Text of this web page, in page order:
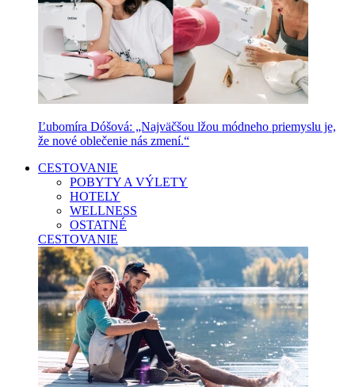
Ľubomíra Dóšová: „Najväčšou lžou módneho priemyslu je,
že nové oblečenie nás zmení.“
CESTOVANIE
POBYTY A VÝLETY
HOTELY
WELLNESS
OSTATNÉ
CESTOVANIE